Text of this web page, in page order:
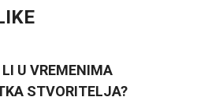
U VREMENIMA
STVORITELJA?